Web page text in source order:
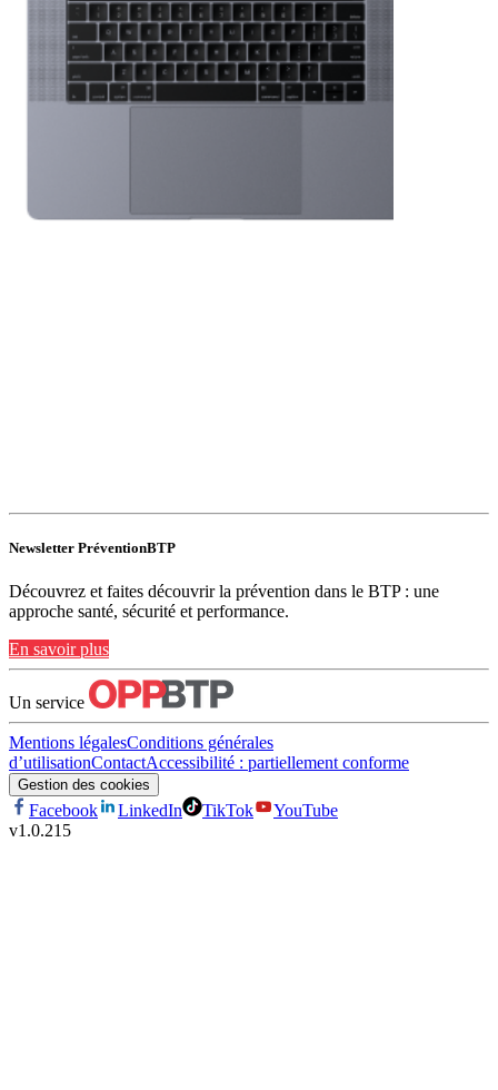
Newsletter PréventionBTP
Découvrez et faites découvrir la prévention dans le BTP : une
approche santé, sécurité et performance.
En savoir plus
Un service
Mentions légalesConditions générales
d’utilisationContactAccessibilité : partiellement conforme
Gestion des cookies
Facebook LinkedIn TikTok
YouTube
v1.0.215